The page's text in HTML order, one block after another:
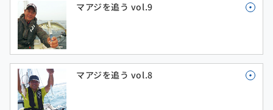
マアジを追う vol.9
マアジを追う vol.8